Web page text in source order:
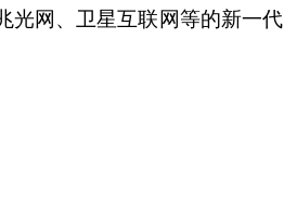
光网、卫星互联网等的新一代